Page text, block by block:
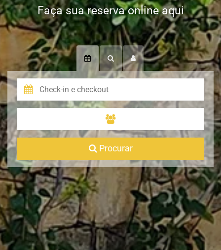
Faça sua reserva online aqui
Procurar